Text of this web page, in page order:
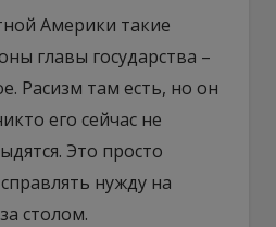
Америки такие
главы государства –
Расизм там есть, но он
его сейчас не
Это просто
нужду на
столом.